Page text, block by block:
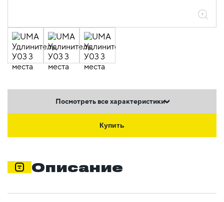
Посмотреть все характеристики
Купить
Описание